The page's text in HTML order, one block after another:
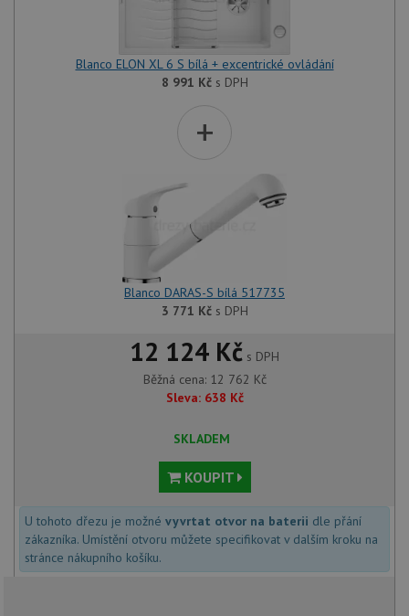
Blanco ELON XL 6 S bílá + excentrické ovládání
8 991 Kčs DPH
+
Blanco DARAS-S bílá 517735
3 771 Kčs DPH
12 124 Kč s DPH
Běžná cena: 12 762 Kč
Sleva: 638 Kč
SKLADEM
KOUPIT
U tohoto dřezu je možné vyvrtat otvor na baterii dle přání
zákazníka. Umístění otvoru můžete specifikovat v dalším kroku na
stránce nákupního košíku.